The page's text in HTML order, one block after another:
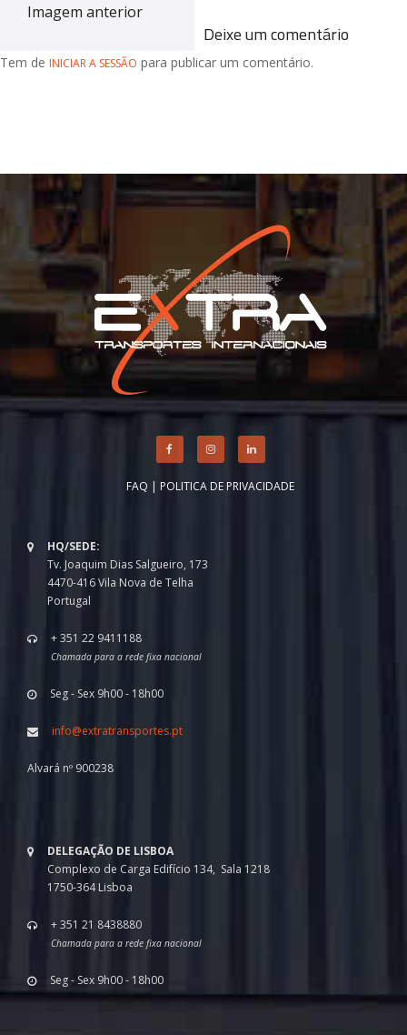
Imagem anterior
Deixe um comentário
Tem de INICIAR A SESSÃO para publicar um comentário.
FAQ | POLITICA DE PRIVACIDADE
HQ/SEDE:
Tv. Joaquim Dias Salgueiro, 173
4470-416 Vila Nova de Telha
Portugal
+ 351 22 9411188
Chamada para a rede fixa nacional
Seg - Sex 9h00 - 18h00
info@extratransportes.pt
Alvará nº 900238
DELEGAÇÃO DE LISBOA
Complexo de Carga Edifício 134, Sala 1218
1750-364 Lisboa
+ 351 21 8438880
Chamada para a rede fixa nacional
Seg - Sex 9h00 - 18h00